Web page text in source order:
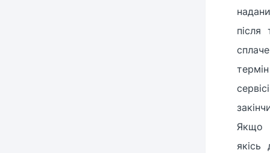
після
Якщо
якісь